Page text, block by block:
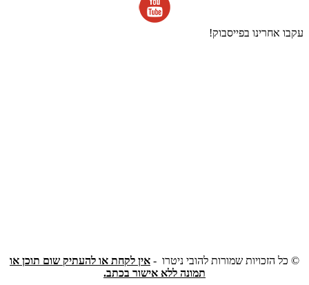
עקבו אחרינו בפייסבוק!
© כל הזכויות שמורות להובי ניטרו - אין לקחת או להעתיק שום תוכן או
תמונה ללא אישור בכתב.